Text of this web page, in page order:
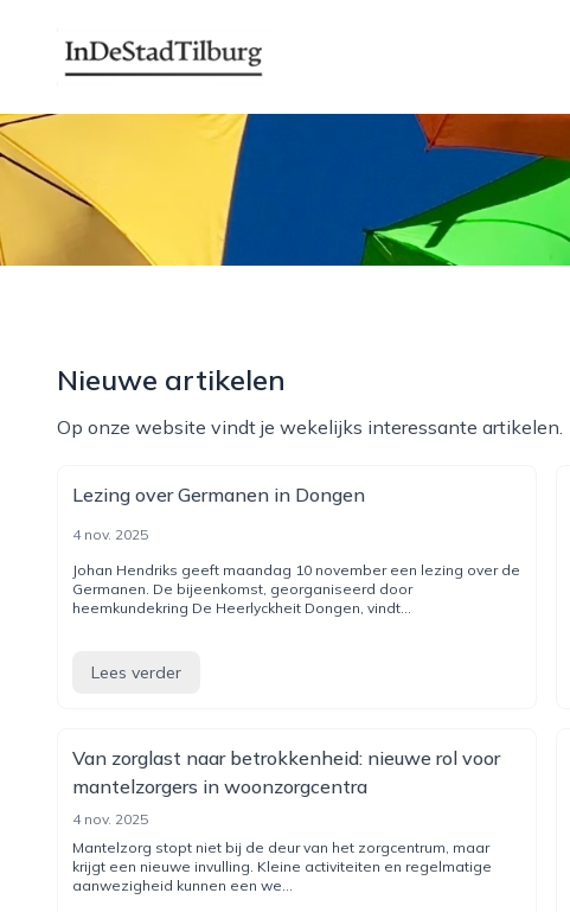
indestadtilburg.nl
Nieuwe artikelen
Op onze website vindt je wekelijks interessante artikelen.
Lezing over Germanen in Dongen
4 nov. 2025
Johan Hendriks geeft maandag 10 november een lezing over de
Germanen. De bijeenkomst, georganiseerd door
heemkundekring De Heerlyckheit Dongen, vindt...
Lees verder
Van zorglast naar betrokkenheid: nieuwe rol voor
mantelzorgers in woonzorgcentra
4 nov. 2025
Mantelzorg stopt niet bij de deur van het zorgcentrum, maar
krijgt een nieuwe invulling. Kleine activiteiten en regelmatige
aanwezigheid kunnen een we...